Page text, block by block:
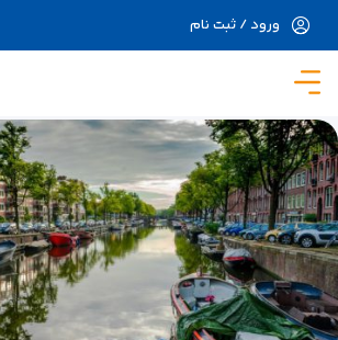
در حال حاضر ارتباط با سرور قطع
ورود / ثبت نام